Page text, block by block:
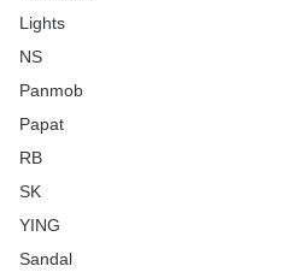
Lights
NS
Panmob
Papat
RB
SK
YING
Sandal